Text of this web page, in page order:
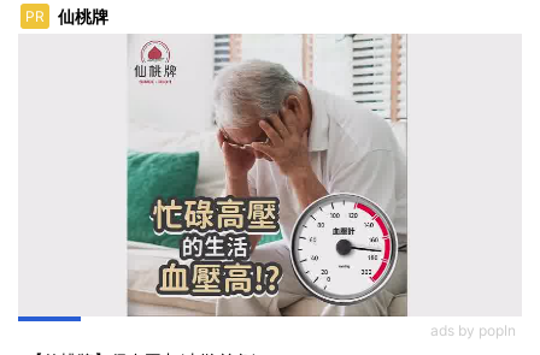
用 助攻投顧、投信打造
下一代
PR 仙桃牌
ads by popIn